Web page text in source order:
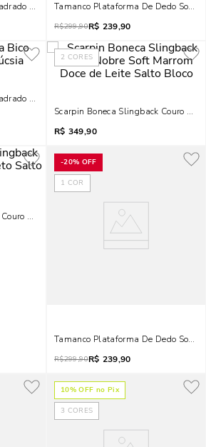
Verde Pistache
Tamanco Plataforma De Dedo Soft
R$299,90R$ 239,90
Rosa Fúcsia
2 CORES
Scarpin Boneca Slingback Couro
R$ 349,90
Nobre Soft Preto Salto Bloco
-20% OFF
1 COR
Tamanco Plataforma De Dedo Soft
R$299,90R$ 239,90
10% OFF no Pix
3 CORES